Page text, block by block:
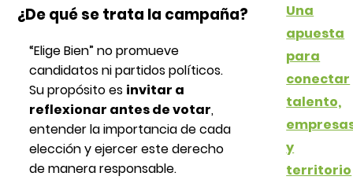
¿De qué se trata la campaña?
“Elige Bien” no promueve
candidatos ni partidos políticos.
Su propósito es invitar a
reflexionar antes de votar,
entender la importancia de cada
elección y ejercer este derecho
de manera responsable.
Una
apuesta
para
conectar
talento,
y
territorio